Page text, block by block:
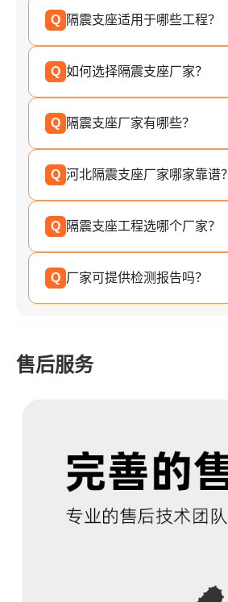
Q 隔震支座适用于哪些工程？
Q 如何选择隔震支座厂家？
Q 隔震支座厂家有哪些？
Q 河北隔震支座厂家哪家靠谱？
Q 隔震支座工程选哪个厂家？
Q 厂家可提供检测报告吗？
售后服务